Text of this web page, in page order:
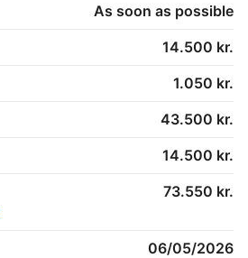
As soon as possible
14.500 kr.
1.050 kr.
43.500 kr.
14.500 kr.
73.550 kr.
06/05/2026